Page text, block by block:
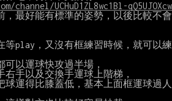
UCHuD1ZL8wc1Bl-qQ5UJOXcw
，最好能有標準的姿勢，以後比較不會
等play，又沒有框練習時候，就可以練
以運球快攻過半場，
手以及交換手運球上階梯，
球運得比膝蓋低，基本上面框運球過人